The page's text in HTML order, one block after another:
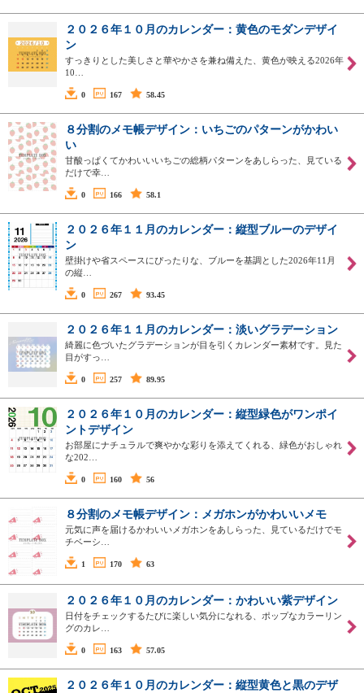
２０２６年１０月のカレンダー：黄色のモダンデザイ
ン
すっきりとした美しさと華やかさを兼ね備えた、黄色が映える2026年
10…
0 167 58.45
８分割のメモ帳デザイン：いちごのパターンがかわい
い
甘酸っぱくてかわいいいちごの総柄パターンをあしらった、見ている
だけで幸…
0 166 58.1
２０２６年１１月のカレンダー：縦型ブルーのデザイ
ン
壁掛けや省スペースにぴったりな、ブルーを基調とした2026年11月
の縦…
0 267 93.45
２０２６年１１月のカレンダー：淡いグラデーション
綺麗に色づいたグラデーションが目を引くカレンダー素材です。見た
目がすっ…
0 257 89.95
２０２６年１０月のカレンダー：縦型緑色がワンポイ
ントデザイン
お部屋にナチュラルで爽やかな彩りを添えてくれる、緑色がおしゃれ
な202…
0 160 56
８分割のメモ帳デザイン：メガホンがかわいいメモ
元気に声を届けるかわいいメガホンをあしらった、見ているだけでモ
チベーシ…
1 170 63
２０２６年１０月のカレンダー：かわいい紫デザイン
日付をチェックするたびに楽しい気分になれる、ポップなカラーリン
グのカレ…
0 163 57.05
２０２６年１０月のカレンダー：縦型黄色と黒のデザ